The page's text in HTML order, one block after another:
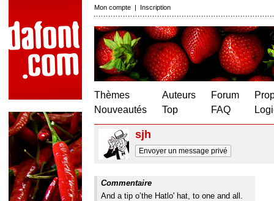
Mon compte | Inscription
Thèmes
Nouveautés
Auteurs
Top
Forum
FAQ
sjh
Envoyer un message privé
Commentaire
And a tip o’the Hatlo' hat, to one and all.